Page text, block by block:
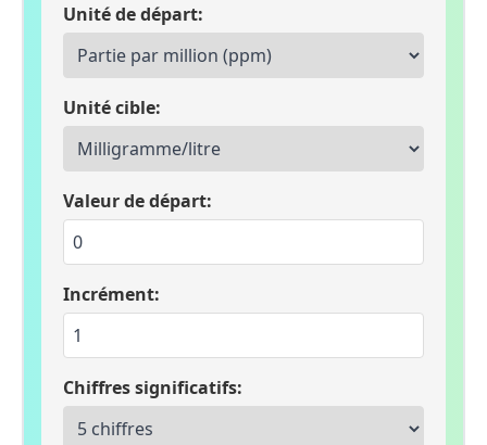
Unité de départ:
Unité cible:
Valeur de départ:
Incrément:
Chiffres significatifs: